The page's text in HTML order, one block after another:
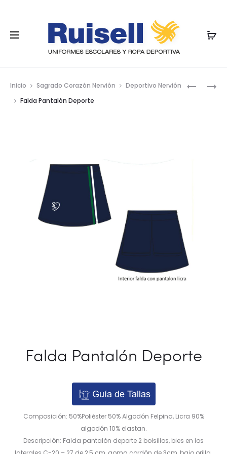
Inicio Sagrado Corazón Nervión
Deportivo Nervión
Falda Pantalón Deporte
Falda Pantalón Deporte
Guía de Tallas
Composición: 50%Poliéster 50% Algodón Felpina, Licra 90%
algodón 10% elastan.
Descripción: Falda pantalón deporte 2 bolsillos, bies en los